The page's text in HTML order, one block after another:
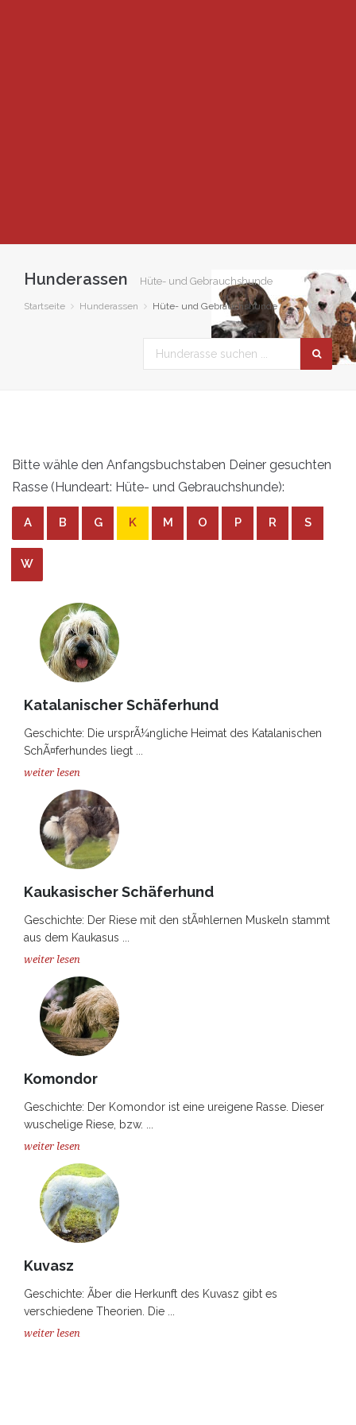
Hunderassen Hüte- und Gebrauchshunde
Startseite Hunderassen Hüte- und Gebrauchshunde
Bitte wähle den Anfangsbuchstaben Deiner gesuchten
Rasse (Hundeart: Hüte- und Gebrauchshunde):
A B G K M O P R S
W
Katalanischer Schäferhund
Geschichte: Die ursprÃ¼ngliche Heimat des Katalanischen
SchÃ¤ferhundes liegt ...
weiter lesen
Kaukasischer Schäferhund
Geschichte: Der Riese mit den stÃ¤hlernen Muskeln stammt
aus dem Kaukasus ...
weiter lesen
Komondor
Geschichte: Der Komondor ist eine ureigene Rasse. Dieser
wuschelige Riese, bzw. ...
weiter lesen
Kuvasz
Geschichte: Ãber die Herkunft des Kuvasz gibt es
verschiedene Theorien. Die ...
weiter lesen